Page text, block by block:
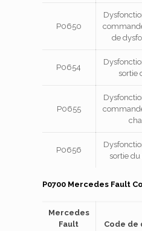
P0650
de
P0654
sortie
P0655
P0656
sortie
P0700 Mercedes Fault
Mercedes
Fault
Code de